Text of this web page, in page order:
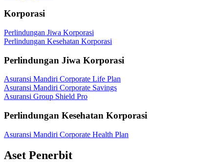
Korporasi
Perlindungan Jiwa Korporasi
Perlindungan Kesehatan Korporasi
Perlindungan Jiwa Korporasi
Asuransi Mandiri Corporate Life Plan
Asuransi Mandiri Corporate Savings
Asuransi Group Shield Pro
Perlindungan Kesehatan Korporasi
Asuransi Mandiri Corporate Health Plan
Aset Penerbit